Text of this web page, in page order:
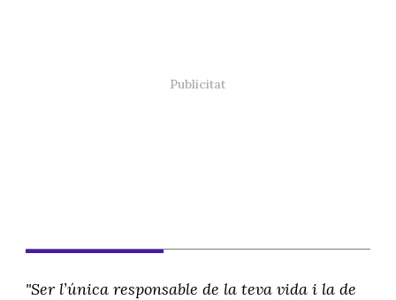
"Ser l’única responsable de la teva vida i la de